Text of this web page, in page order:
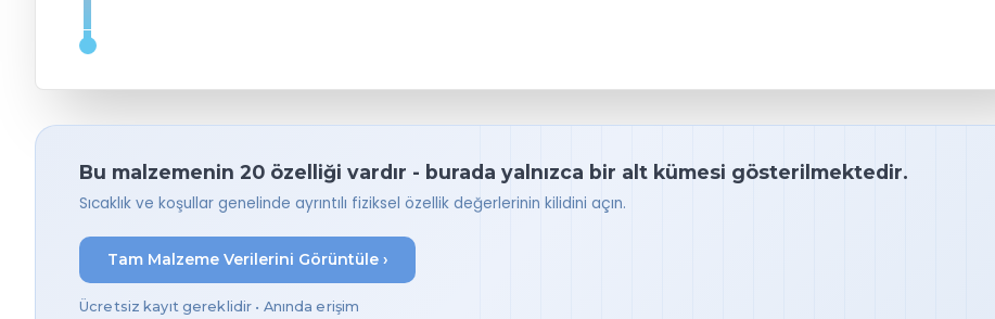
Bu malzemenin 20 özelliği vardır - burada yalnızca bir alt kümesi gösterilmektedir.
Sıcaklık ve koşullar genelinde ayrıntılı fiziksel özellik değerlerinin kilidini açın.
Tam Malzeme Verilerini Görüntüle ›
Ücretsiz kayıt gereklidir • Anında erişim